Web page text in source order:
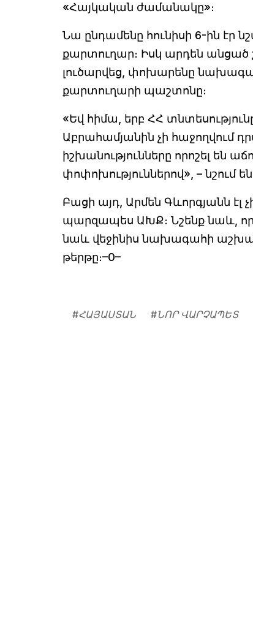
«Հայկական ժամանակը»։
Նա ընդամենը հունիսի 6-ին էր
քարտուղար։ Իսկ արդեն
լուծարվեց, փոխարենը
քարտուղարի պաշտոնը։
«Եվ հիմա, երբ ՀՀ
Աբրահամյանին չի հաջողվում
իշխանությունները որոշել են
փոփոխություններով», – նշում
Բացի այդ, Արմեն Գևորգյանն
պարզապես ԱԽՔ։ Նշենք նաև, որ
նաև վեջինիս նախագահի
թերթը։–0–
#ՀԱՅԱՍՏԱՆ #ՆՈՐ ՎԱՐՉԱՊԵՏ